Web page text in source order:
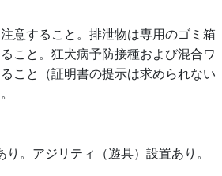
意すること。排泄物は専用のゴミ箱
ること。狂犬病予防接種および混合ワ
こと（証明書の提示は求められない
。アジリティ（遊具）設置あり。